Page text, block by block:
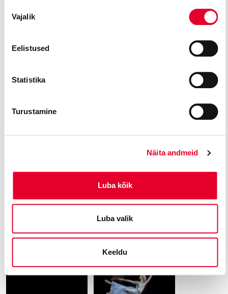
valik
Vajalik
Eelistused
Statistika
Turustamine
Näita andmeid
Luba kõik
Luba valik
Keeldu